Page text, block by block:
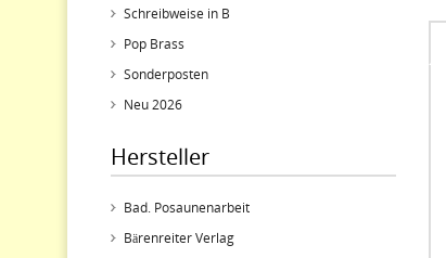
Schreibweise in B
Pop Brass
Sonderposten
Neu 2026
Hersteller
Bad. Posaunenarbeit
Bärenreiter Verlag